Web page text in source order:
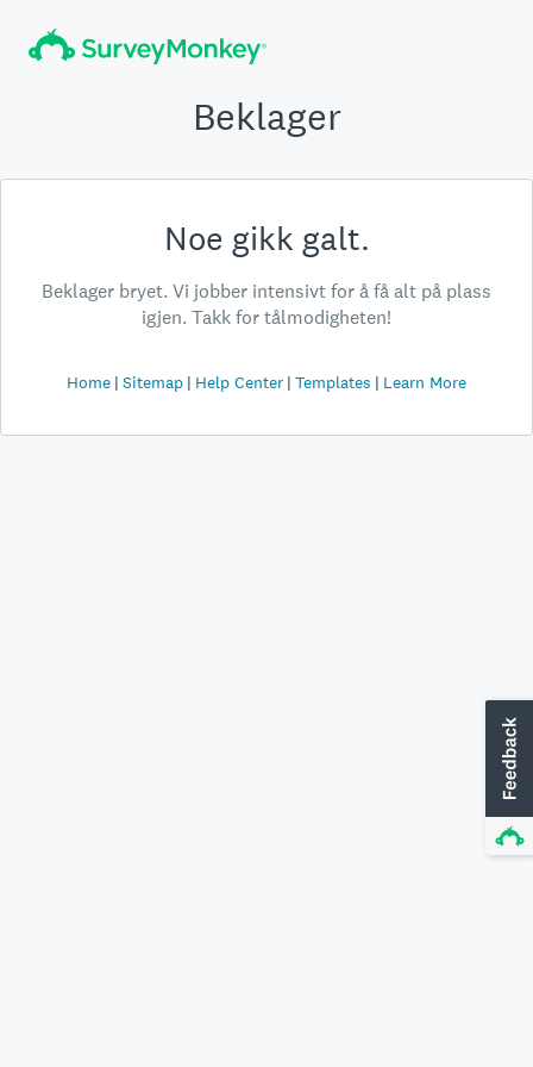
Beklager
Noe gikk galt.
Beklager bryet. Vi jobber intensivt for å få alt på plass
igjen. Takk for tålmodigheten!
Home Sitemap Help Center Templates Learn More